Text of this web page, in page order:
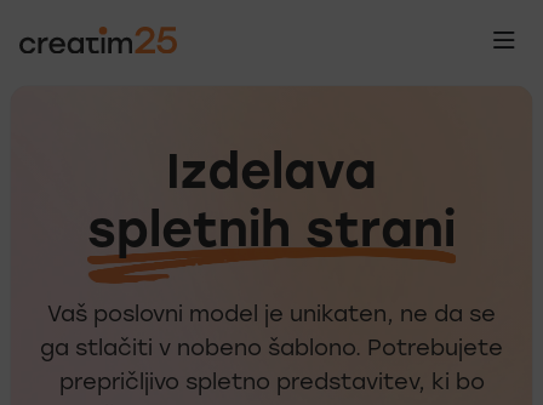
Izdelava
spletnih strani
Vaš poslovni model je unikaten, ne da se
ga stlačiti v nobeno šablono. Potrebujete
prepričljivo spletno predstavitev, ki bo